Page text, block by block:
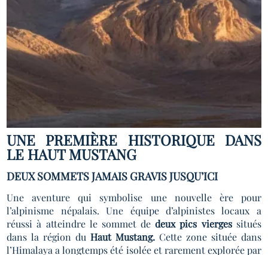
UNE PREMIÈRE HISTORIQUE DANS
LE HAUT MUSTANG
DEUX SOMMETS JAMAIS GRAVIS JUSQU’ICI
Une aventure qui symbolise une nouvelle ère pour
l’alpinisme népalais. Une équipe d’alpinistes locaux a
réussi à atteindre le sommet dedeux pics viergessitués
dans la région duHaut Mustang. Cette zone située dans
l’Himalaya a longtemps été isolée et rarement explorée par